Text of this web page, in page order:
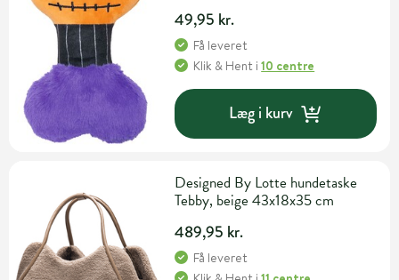
49,95 kr.
Få leveret
Klik & Hent i10 centre
Læg i kurv
Designed By Lotte hundetaske
Tebby, beige 43x18x35 cm
489,95 kr.
Få leveret